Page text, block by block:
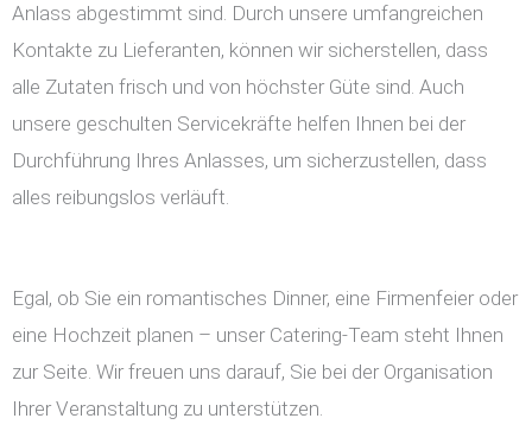
Anlass abgestimmt sind. Durch unsere umfangreichen
Kontakte zu Lieferanten, können wir sicherstellen, dass
alle Zutaten frisch und von höchster Güte sind. Auch
unsere geschulten Servicekräfte helfen Ihnen bei der
Durchführung Ihres Anlasses, um sicherzustellen, dass
alles reibungslos verläuft.
Egal, ob Sie ein romantisches Dinner, eine Firmenfeier oder
eine Hochzeit planen – unser Catering-Team steht Ihnen
zur Seite. Wir freuen uns darauf, Sie bei der Organisation
Ihrer Veranstaltung zu unterstützen.